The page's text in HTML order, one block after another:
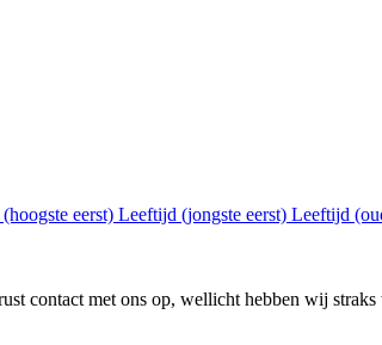
eerst) Leeftijd (jongste eerst) Leeftijd
contact met ons op, wellicht hebben wij